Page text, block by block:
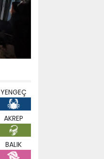
YENGEÇ
AKREP
BALIK